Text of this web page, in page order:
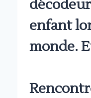
enfant
monde.